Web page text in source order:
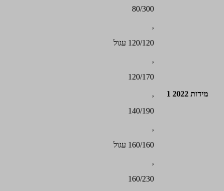
מידות 2022 1
80/300
,
120/120 עגול
,
120/170
,
140/190
,
160/160 עגול
,
160/230